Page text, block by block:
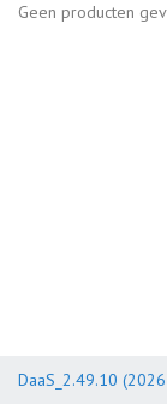
Geen producten
DaaS_2.49.10